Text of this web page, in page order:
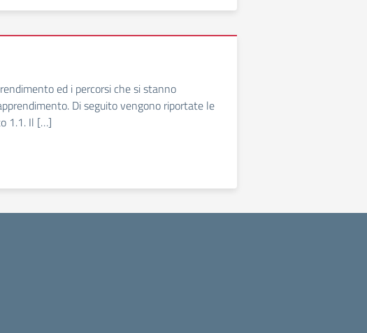
ed i percorsi che si stanno
Di seguito vengono riportate le
1.1. Il […]